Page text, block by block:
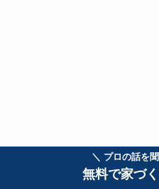
＼ プロの話を
無料で家づ